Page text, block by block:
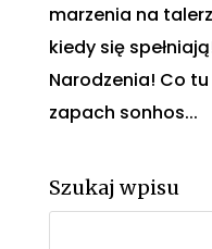
marzenia na
kiedy się
Narodzenia! Co
zapach sonhos...
Szukaj wpisu